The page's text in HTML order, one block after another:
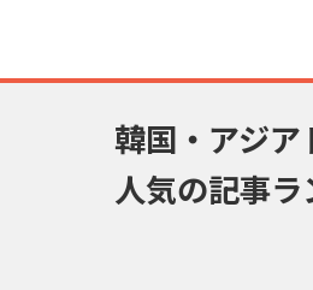
韓国・アジ
人気の記事ラ